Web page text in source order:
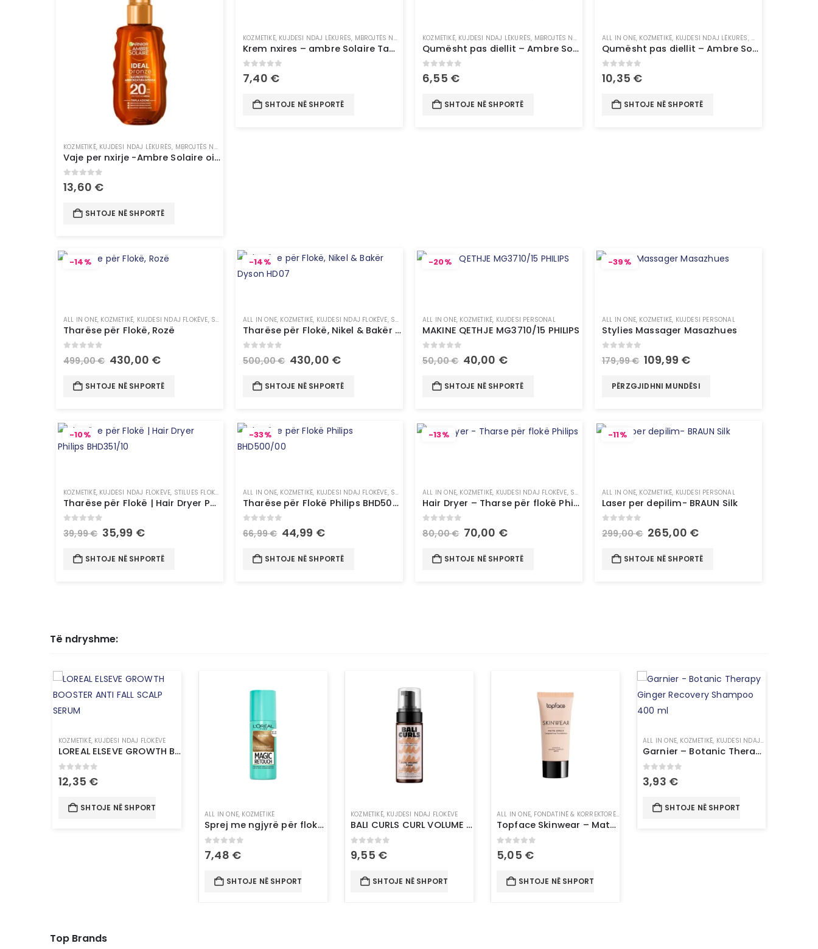
KOZMETIKË, KUJDESI NDAJ LËKURËS, MBROJTËS NGA DIELLI & VETË-NXIRËS
Vaje per nxirje -Ambre Solaire oil ideal bronze spf20 -150ML (6633)
0out of 5
13,60 €
SHTOJE NË SHPORTË
KOZMETIKË, KUJDESI NDAJ LËKURËS, MBROJTËS NGA DIELLI & VETË-NXIRËS ,PRODUKTE PËR TRUP
Krem nxires – ambre Solaire Tan, 200ml
0out of 5
7,40 €
SHTOJE NË SHPORTË
KOZMETIKË, KUJDESI NDAJ LËKURËS, MBROJTËS NGA DIELLI & VETË-NXIRËS ,PRODUKTE PËR TRUP
Qumësht pas diellit – Ambre Solaire After Sun Milk Spray 200ml
0 out of 5
6,55 €
SHTOJE NË SHPORTË
ALL IN ONE, KOZMETIKË, KUJDESI NDAJ LËKURËS,MBROJTËS NGA
Qumësht pas diellit – Ambre Solaire After Sun Milk 400ml
0out of 5
10,35 €
SHTOJE NË SHPORTË
-14%
ALL IN ONE, KOZMETIKË, KUJDESI NDAJ FLOKËVE, STILUES FLOKËSH
Tharëse për Flokë, Rozë
499,00€ 430,00 €
SHTOJE NË SHPORTË
-14%
ALL IN ONE, KOZMETIKË, KUJDESI NDAJ FLOKËVE, STILUES FLOKËSH
Tharëse për Flokë, Nikel & Bakër Dyson HD07
500,00€ 430,00 €
SHTOJE NË SHPORTË
-20%
ALL IN ONE, KOZMETIKË, KUJDESI PERSONAL
MAKINE QETHJE MG3710/15 PHILIPS
out of 5
50,00€ 40,00 €
SHTOJE NË SHPORTË
-39%
ALL IN ONE, KOZMETIKË, KUJDESI PERSONAL
Stylies Massager Masazhues
out of 5
179,99€ 109,99 €
PËRZGJIDHNI MUNDËSI
-10%
KOZMETIKË, KUJDESI NDAJ FLOKËVE, STILUES FLOKËSH
Tharëse për Flokë | Hair Dryer Philips BHD351/10
out of 5
39,99€ 35,99 €
SHTOJE NË SHPORTË
-33%
ALL IN ONE, KOZMETIKË, KUJDESI NDAJ FLOKËVE, STILUES FLOKËSH ,UNCATEGORIZED
Tharëse për Flokë Philips BHD500/00
66,99€ 44,99 €
SHTOJE NË SHPORTË
-13%
ALL IN ONE, KOZMETIKË, KUJDESI NDAJ FLOKËVE, STILUES FLOKËSH
Hair Dryer – Tharse për flokë Philips
out of 5
80,00€ 70,00 €
SHTOJE NË SHPORTË
-11%
ALL IN ONE, KOZMETIKË, KUJDESI PERSONAL
Laser per depilim- BRAUN Silk
out of 5
299,00€ 265,00 €
SHTOJE NË SHPORTË
Të ndryshme:
KOZMETIKË, KUJDESI NDAJ FLOKËVE
LOREAL ELSEVE GROWTH BOOSTER ANTI FALL SCALP SERUM
out of 5
12,35 €
SHTOJE NË SHPORTË
ALL IN ONE, KOZMETIKË
Sprej me ngjyrë për flokë-L’Oréal Paris Magic Retouch 5 Light Blonde
out of 5
7,48 €
SHTOJE NË SHPORTË
KOZMETIKË, KUJDESI NDAJ FLOKËVE
BALI CURLS CURL VOLUME MOUSSE
0
9,55 €
SHTOJE NË SHPORTË
ALL IN ONE, FONDATINË & KORREKTORË, ,MAKE UP
Topface Skinwear – Matte Effect Longlasting Foundation 002
out of 5
5,05 €
SHTOJE NË SHPORTË
ALL IN ONE, KOZMETIKË, KUJDESI NDAJ FLOKËVE
Garnier – Botanic Therapy Ginger Recovery Shampoo 400 ml
0 out of 5
3,93 €
SHTOJE NË SHPORTË
Top Brands